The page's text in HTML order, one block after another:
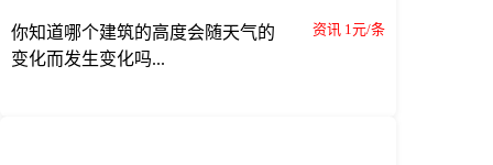
你知道哪个建筑的高度会随天气的
变化而发生变化吗...
资讯 1元/条